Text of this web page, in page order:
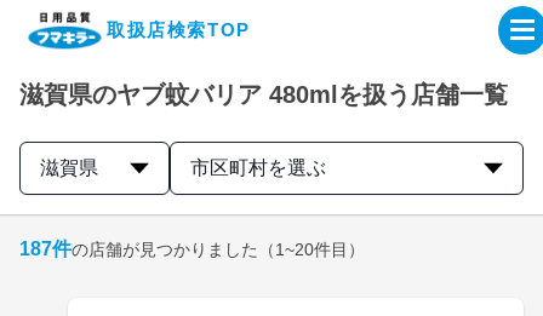
取扱店検索TOP
企業・IR情報サイト
製品情報サイト
オンラインショップ
滋賀県のヤブ蚊バリア 480mlを扱う店舗一覧
滋賀県 市区町村を選ぶ
187件の店舗が見つかりました （1~20件目）